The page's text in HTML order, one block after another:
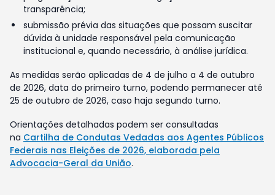
transparência;
submissão prévia das situações que possam suscitar
dúvida à unidade responsável pela comunicação
institucional e, quando necessário, à análise jurídica.
As medidas serão aplicadas de 4 de julho a 4 de outubro
de 2026, data do primeiro turno, podendo permanecer até
25 de outubro de 2026, caso haja segundo turno.
Orientações detalhadas podem ser consultadas
na Cartilha de Condutas Vedadas aos Agentes Públicos
Federais nas Eleições de 2026, elaborada pela
Advocacia-Geral da União.